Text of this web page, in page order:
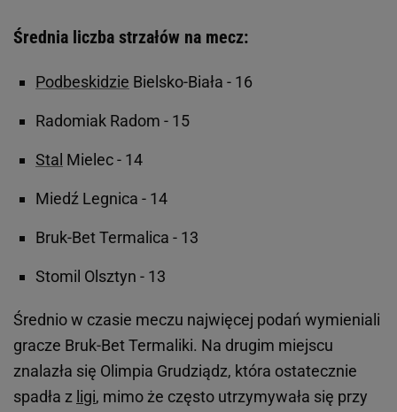
Średnia liczba strzałów na mecz:
Podbeskidzie Bielsko-Biała - 16
Radomiak Radom - 15
Stal Mielec - 14
Miedź Legnica - 14
Bruk-Bet Termalica - 13
Stomil Olsztyn - 13
Średnio w czasie meczu najwięcej podań wymieniali
gracze Bruk-Bet Termaliki. Na drugim miejscu
znalazła się Olimpia Grudziądz, która ostatecznie
spadła z ligi, mimo że często utrzymywała się przy